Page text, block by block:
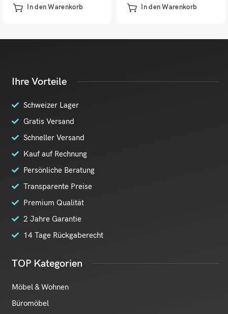
In den Warenkorb In den Warenkorb
Ihre Vorteile
Schweizer Lager
Gratis Versand
Schneller Versand
Kauf auf Rechnung
Persönliche Beratung
Transparente Preise
Premium Qualität
2 Jahre Garantie
14 Tage Rückgaberecht
TOP Kategorien
Möbel & Wohnen
Büromöbel